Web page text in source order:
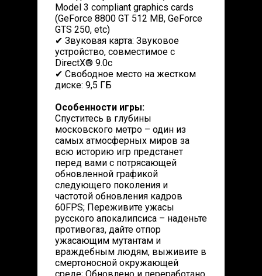
Model 3 compliant graphics cards
(GeForce 8800 GT 512 MB, GeForce
GTS 250, etc)
✔ Звуковая карта: Звуковое
устройство, совместимое с
DirectX® 9.0с
✔ Свободное место на жестком
диске: 9,5 ГБ
Особенности игры:
Спуститесь в глубины
московского метро – один из
самых атмосферных миров за
всю историю игр предстанет
перед вами с потрясающей
обновленной графикой
следующего поколения и
частотой обновления кадров
60FPS; Переживите ужасы
русского апокалипсиса – наденьте
противогаз, дайте отпор
ужасающим мутантам и
враждебным людям, выживите в
смертоносной окружающей